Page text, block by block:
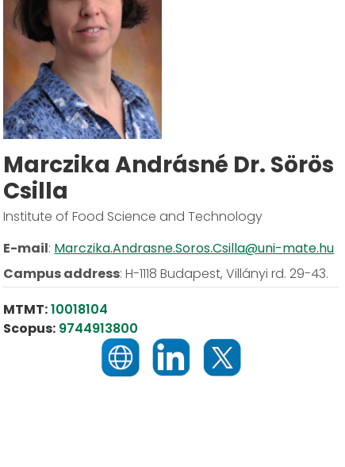
Marczika Andrásné Dr. Sörös
Csilla
Institute of Food Science and Technology
E-mail: Marczika.Andrasne.Soros.Csilla@uni-mate.hu
Campus address:H-1118 Budapest, Villányi rd. 29-43.
MTMT:10018104
Scopus: 9744913800